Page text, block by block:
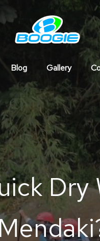
Blog Gallery
Dry